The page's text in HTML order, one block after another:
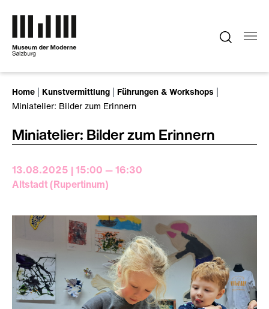
Home Kunstvermittlung
Führungen & Workshops
Miniatelier: Bilder zum Erinnern
Miniatelier: Bilder zum Erinnern
13.08.2025 | 15:00 — 16:30
Altstadt (Rupertinum)